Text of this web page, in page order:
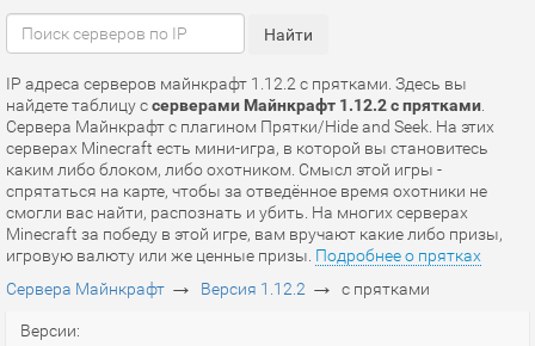
IP адреса серверов майнкрафт 1.12.2 с прятками. Здесь вы
найдете таблицу ссерверами Майнкрафт 1.12.2 с прятками
Сервера Майнкрафт с плагином Прятки/Hide and Seek. На этих
серверах Minecraft есть мини-игра, в которой вы становитесь
каким либо блоком, либо охотником. Смысл этой игры -
спрятаться на карте, чтобы за отведённое время охотники не
смогли вас найти, распознать и убить. На многих серверах
Minecraft за победу в этой игре, вам вручают какие либо призы,
игровую валюту или же ценные призы. Подробнее о прятках
Сервера Майнкрафт → Версия 1.12.2 → с прятками
Версии: